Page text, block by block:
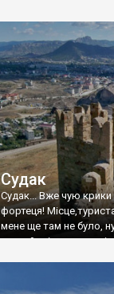
Судак
Судак... Вже чую
фортеця!
мене ще там не було,
принаймні до цього